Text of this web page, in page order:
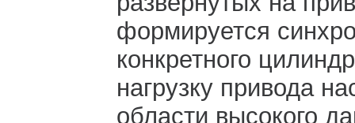
формируется
конкретного
нагрузку привода
области высокого